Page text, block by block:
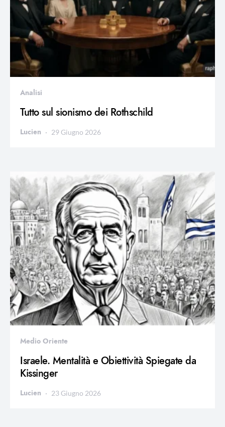
Analisi
Tutto sul sionismo dei Rothschild
Lucien 29 Giugno 2026
Medio Oriente
Israele. Mentalità e Obiettività Spiegate da
Kissinger
Lucien 23 Giugno 2026